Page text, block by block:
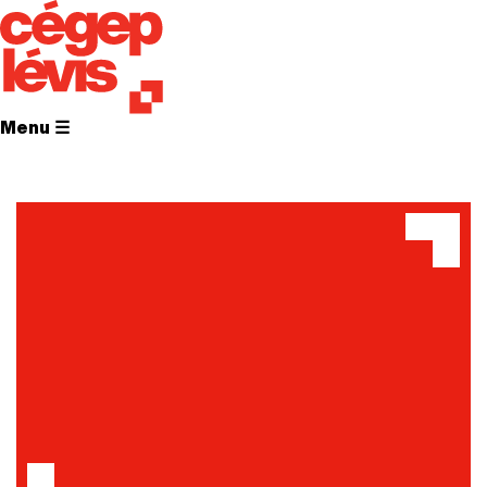
Menu ☰